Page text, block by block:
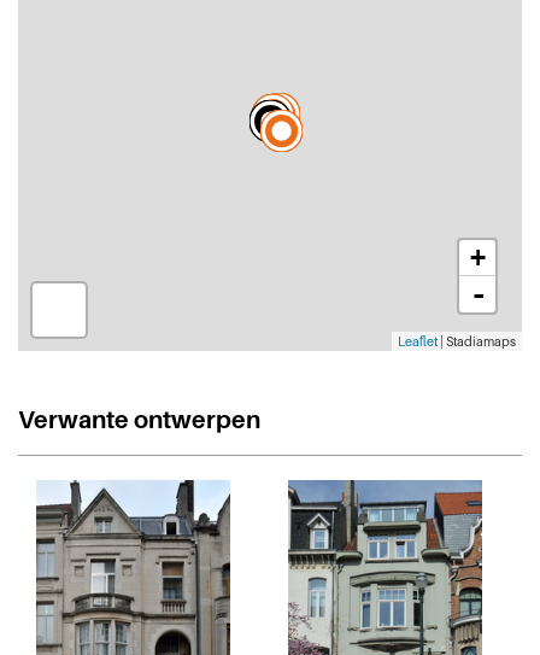
+
-
Leaflet | Stadiamaps
Verwante ontwerpen